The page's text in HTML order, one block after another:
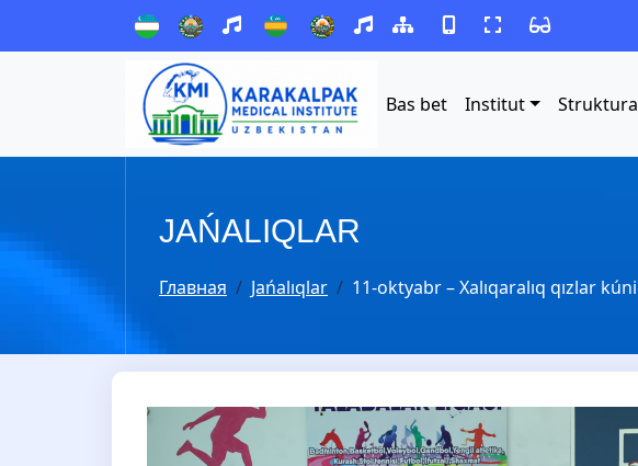
Bas bet Institut Struktura
JAŃALIQLAR
Главная Jańalıqlar 11-oktyabr – Xalıqaralıq qızlar kúni